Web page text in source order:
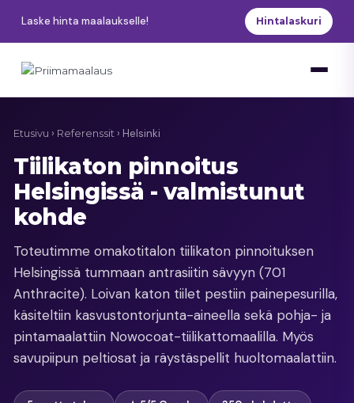
sisältöönLaske hinta maalaukselle! Hintalaskuri
Etusivu › Referenssit › Helsinki
Tiilikaton pinnoitus
Helsingissä - valmistunut
kohde
Toteutimme omakotitalon tiilikaton pinnoituksen
Helsingissä tummaan antrasiitin sävyyn (701
Anthracite). Loivan katon tiilet pestiin painepesurilla,
käsiteltiin kasvustontorjunta-aineella sekä pohja- ja
pintamaalattiin Nowocoat-tiilikattomaalilla. Myös
savupiipun peltiosat ja räystäspellit huoltomaalattiin.